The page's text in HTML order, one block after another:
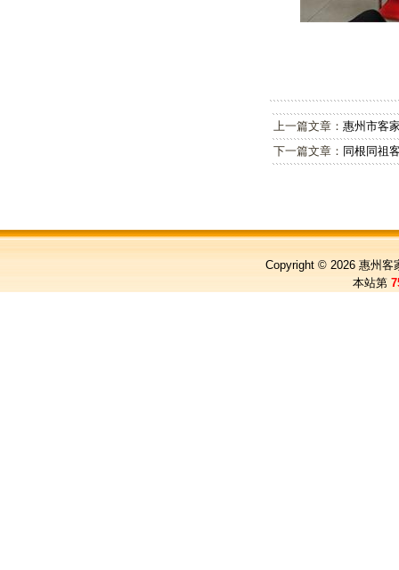
上一篇文章：惠州市客
下一篇文章： 同根同祖
Copyright © 2026 惠州客
本站第